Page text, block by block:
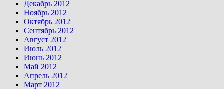
Декабрь 2012
Ноябрь 2012
Октябрь 2012
Сентябрь 2012
Август 2012
Июль 2012
Июнь 2012
Май 2012
Апрель 2012
Март 2012